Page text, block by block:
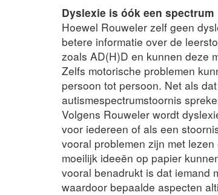
Dyslexie is óók een spectrum
Hoewel Rouweler zelf geen
betere informatie over de
zoals AD(H)D en kunnen deze
Zelfs motorische problemen
persoon tot persoon. Net als
autismespectrumstoornis
Volgens Rouweler wordt
voor iedereen of als een
vooral problemen zijn met
moeilijk ideeën op papier
vooral benadrukt is dat iemand
waardoor bepaalde aspecten